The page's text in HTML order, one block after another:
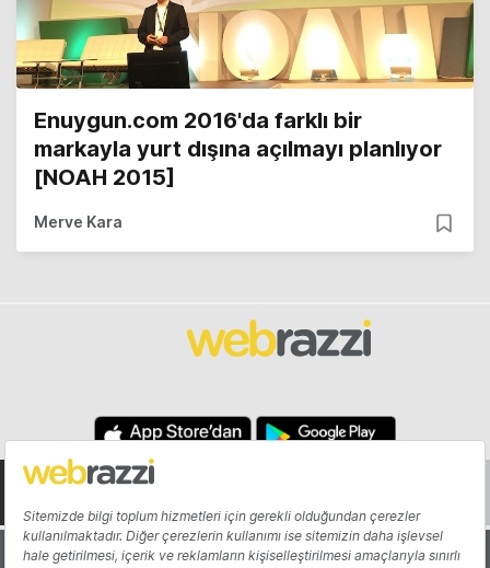
Enuygun.com 2016'da farklı bir
markayla yurt dışına açılmayı planlıyor
[NOAH 2015]
Merve Kara
Hakkında Yazarlar